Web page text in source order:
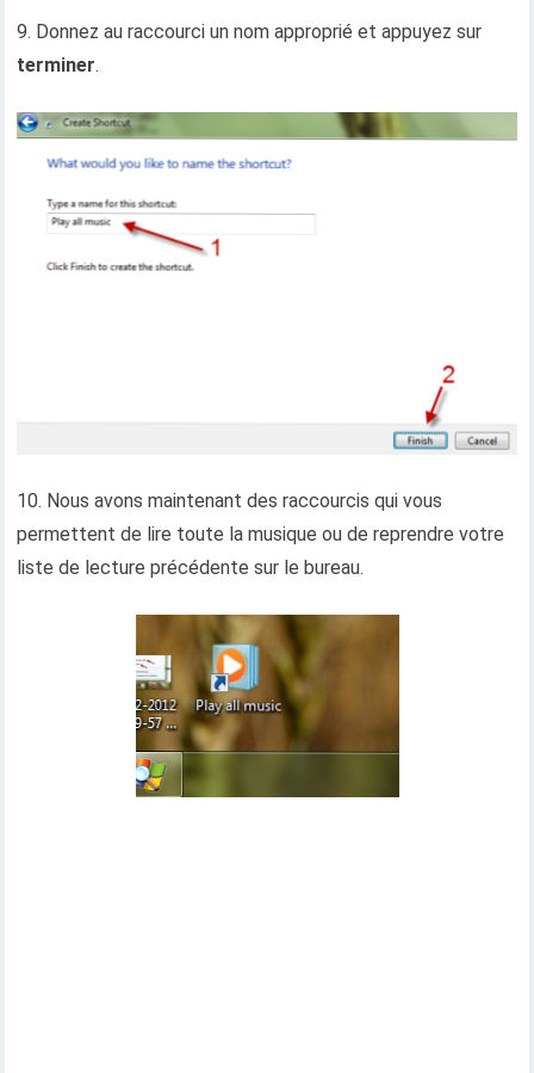
9. Donnez au raccourci un nom approprié et appuyez sur
terminer.
10. Nous avons maintenant des raccourcis qui vous
permettent de lire toute la musique ou de reprendre votre
liste de lecture précédente sur le bureau.